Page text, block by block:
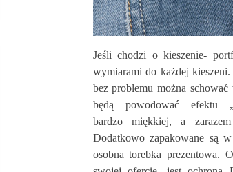
Jeśli chodzi o kieszenie-
wymiarami do każdej kieszeni.
bez problemu można
będą powodować efektu
bardzo miękkiej, a
Dodatkowo zapakowane są
osobna torebka prezentowa.